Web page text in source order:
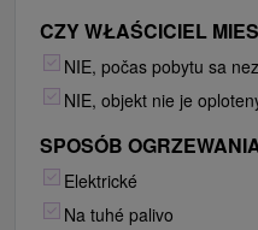
CZY WŁAŚCICIEL
NIE, počas pobytu sa
NIE, objekt nie je
SPOSÓB
Elektrické
Na tuhé palivo